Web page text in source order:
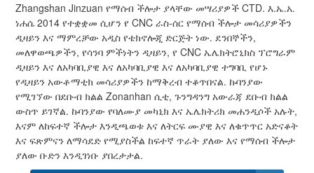
Zhangshan Jinzuan የማሰብ ችሎታ ያላቸው መሣሪያዎች CTD. እ.ኤ.አ.
ነሐሴ 2014 የተቋቋመ ሲሆን የ CNC ራስ-ሰር የማሰብ ችሎታ መሳሪያዎችን
ዲዛይን እና ማምረቻው አዲስ የቴክኖሎጂ ድርጅት ነው. ደንበኞችን,
መለዋወጫዎችን, የሳንባ ምችነትን ዲዛይን, የ CNC ኤሌክትሮኒክስ ፕሮግራም
ዲዛይን እና ለአካባቢያዊ እና ለአካባቢያዊ እና ለአካባቢያዊ ተግባቢ የሆኑ
የዲዛይን አውቶማቲክ መሳሪያዎችን ከማቅረብ ተቆጥበናል. ኩባንያው
የሚገኘው በደቡብ ክልል Zonanhan ሲቲ, ጉንግዳንግ አውራጃ ደቡብ ክልል
ውስጥ ይገኛል. ኩባንያው የባለሙያ መካኒክ እና ኤሌክትሪክ መሐንዲሶች አሉት,
እናም ለከፍተኛ ችሎታ እንዲጫወቱ እና ለትርፍ ሙያዊ እና ለቁጥጥር አድናቆት
እና ፍጽምናን ለማሳደድ የሚያስችል ከፍተኛ ጥራት ያለው እና የማሰብ ችሎታ
ያለው ቡድን እንዲገነቡ ያበረታታል.